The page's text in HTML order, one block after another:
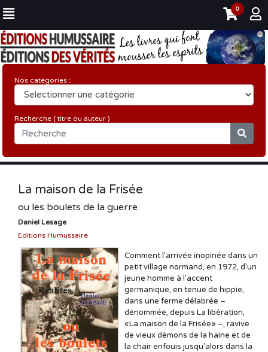
0
Nos catégories :
Recherche ( titre ou auteur )
La maison de la Frisée
ou les boulets de la guerre
Daniel Lesage
Editions Humussaire
Comment l’arrivée inopinée dans un
petit village normand, en 1972, d’un
jeune homme à l'accent
germanique, en tenue de hippie,
dans une ferme délabrée –
dénommée, depuis La libération,
«La maison de la Frisée» –, ravive
de vieux démons de la haine et de
la chair enfouis jusqu'alors dans la